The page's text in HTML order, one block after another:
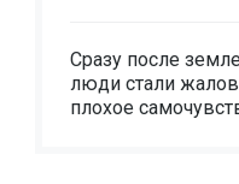
Сразу после
люди стали
плохое